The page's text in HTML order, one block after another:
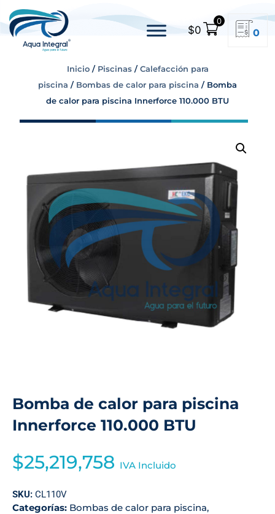
$0
0
0
Inicio/ Piscinas/Calefacción para
piscina / Bombas de calor para piscina / Bomba
de calor para piscina Innerforce 110.000 BTU
Bomba de calor para piscina
Innerforce 110.000 BTU
$25,219,758 IVA Incluido
SKU: CL110V
Categorías: Bombas de calor para piscina,